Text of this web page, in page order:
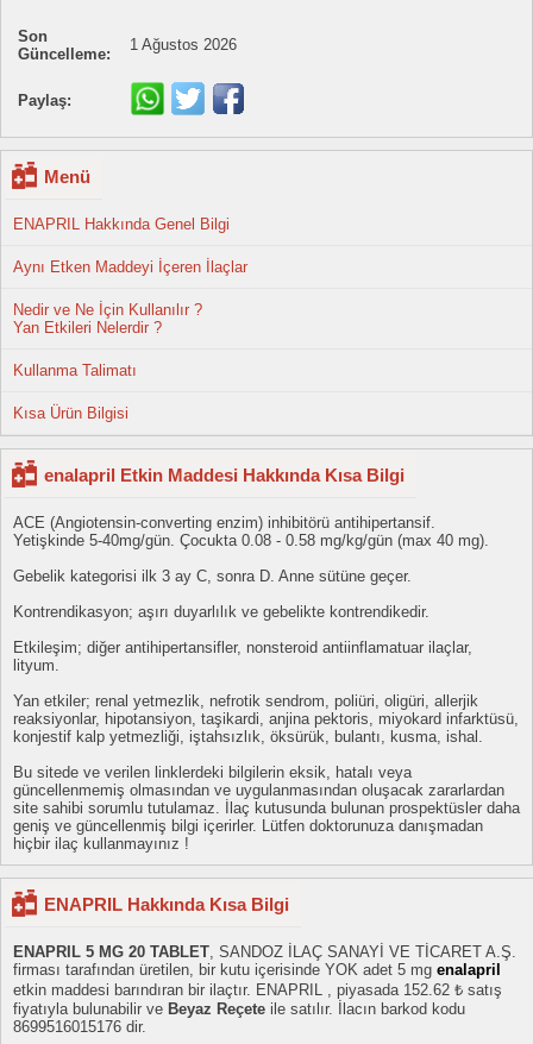
Son
Güncelleme:
1 Ağustos 2026
Paylaş:
Menü
ENAPRIL Hakkında Genel Bilgi
Aynı Etken Maddeyi İçeren İlaçlar
Nedir ve Ne İçin Kullanılır ?
Yan Etkileri Nelerdir ?
Kullanma Talimatı
Kısa Ürün Bilgisi
enalapril Etkin Maddesi Hakkında Kısa Bilgi
ACE (Angiotensin-converting enzim) inhibitörü antihipertansif.
Yetişkinde 5-40mg/gün. Çocukta 0.08 - 0.58 mg/kg/gün (max 40 mg).
Gebelik kategorisi ilk 3 ay C, sonra D. Anne sütüne geçer.
Kontrendikasyon; aşırı duyarlılık ve gebelikte kontrendikedir.
Etkileşim; diğer antihipertansifler, nonsteroid antiinflamatuar ilaçlar,
lityum.
Yan etkiler; renal yetmezlik, nefrotik sendrom, poliüri, oligüri, allerjik
reaksiyonlar, hipotansiyon, taşikardi, anjina pektoris, miyokard infarktüsü,
konjestif kalp yetmezliği, iştahsızlık, öksürük, bulantı, kusma, ishal.
Bu sitede ve verilen linklerdeki bilgilerin eksik, hatalı veya
güncellenmemiş olmasından ve uygulanmasından oluşacak zararlardan
site sahibi sorumlu tutulamaz. İlaç kutusunda bulunan prospektüsler daha
geniş ve güncellenmiş bilgi içerirler. Lütfen doktorunuza danışmadan
hiçbir ilaç kullanmayınız !
ENAPRIL Hakkında Kısa Bilgi
ENAPRIL 5 MG 20 TABLET, SANDOZ İLAÇ SANAYİ VE TİCARET A.Ş.
firması tarafından üretilen, bir kutu içerisinde YOK adet 5 mg enalapril
etkin maddesi barındıran bir ilaçtır. ENAPRIL , piyasada 152.62 ₺ satış
fiyatıyla bulunabilir ve Beyaz Reçete ile satılır. İlacın barkod kodu
8699516015176 dir.